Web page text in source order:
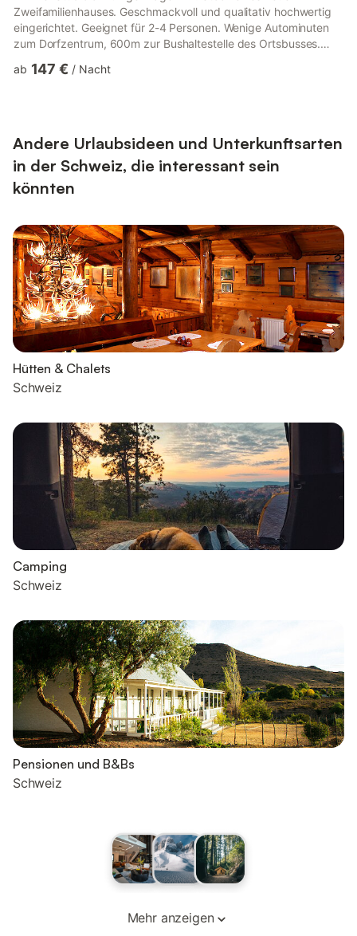
Zweifamilienhauses. Geschmackvoll und qualitativ hochwertig
eingerichtet. Geeignet für 2-4 Personen. Wenige Autominuten
zum Dorfzentrum, 600m zur Bushaltestelle des Ortsbusses.
Nichtraucherwohnung. Haustiere nicht erlaubt. Zugunsten des
ab 147 € / Nacht
Andere Urlaubsideen und Unterkunftsarten
in der Schweiz, die interessant sein
könnten
Hütten & Chalets
Schweiz
Camping
Schweiz
Pensionen und B&Bs
Schweiz
Mehr anzeigen